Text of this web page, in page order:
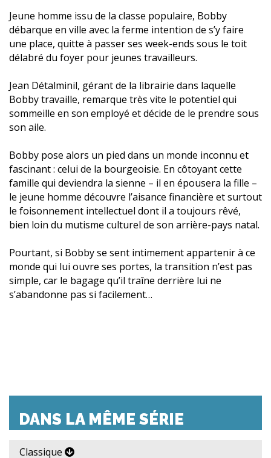
Jeune homme issu de la classe populaire, Bobby
débarque en ville avec la ferme intention de s’y faire
une place, quitte à passer ses week-ends sous le toit
délabré du foyer pour jeunes travailleurs.
Jean Détalminil, gérant de la librairie dans laquelle
Bobby travaille, remarque très vite le potentiel qui
sommeille en son employé et décide de le prendre sous
son aile.
Bobby pose alors un pied dans un monde inconnu et
fascinant : celui de la bourgeoisie. En côtoyant cette
famille qui deviendra la sienne – il en épousera la fille –
le jeune homme découvre l’aisance financière et surtout
le foisonnement intellectuel dont il a toujours rêvé,
bien loin du mutisme culturel de son arrière-pays natal.
Pourtant, si Bobby se sent intimement appartenir à ce
monde qui lui ouvre ses portes, la transition n’est pas
simple, car le bagage qu’il traîne derrière lui ne
s’abandonne pas si facilement…
DANS LA MÊME SÉRIE
Classique